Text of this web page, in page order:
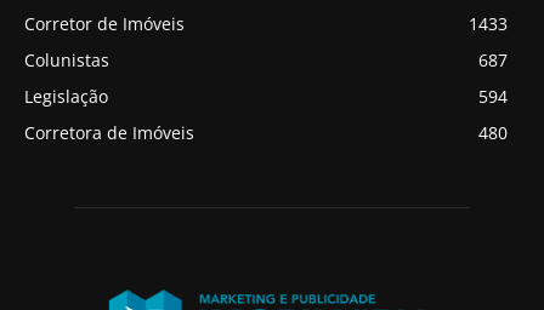
Corretor de Imóveis
1433
Colunistas
687
Legislação
594
Corretora de Imóveis
480